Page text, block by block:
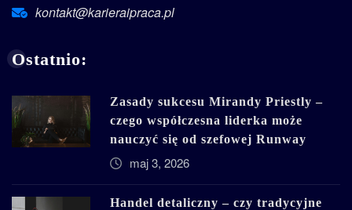
kontakt@karieraipraca.pl
Ostatnio:
Zasady sukcesu Mirandy Priestly –
czego współczesna liderka może
nauczyć się od szefowej Runway
maj 3, 2026
Handel detaliczny – czy tradycyjne